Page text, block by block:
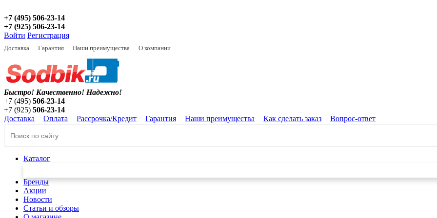
+7 (495) 506-23-14
+7 (925) 506-23-14
Войти Регистрация
Доставка Гарантия Наши преимущества О компании
Быстро! Качественно! Надежно!
+7 (495) 506-23-14
+7 (925) 506-23-14
Доставка
Оплата Рассрочка/Кредит Гарантия Наши преимущества Как сделать заказ Вопрос-ответ
Каталог
Бренды
Акции
Новости
Статьи и обзоры